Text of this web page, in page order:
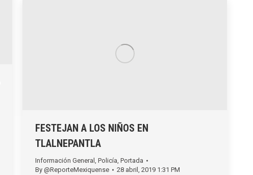
FESTEJAN A LOS NIÑOS EN
TLALNEPANTLA
Información General Policía Portada
By @ReporteMexiquense 28 abril, 2019 1:31 PM